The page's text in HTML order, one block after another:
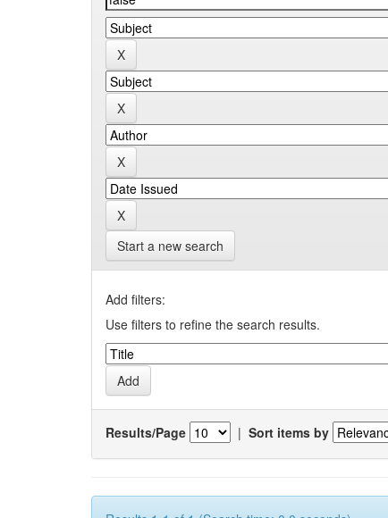
Start a new search
Add filters:
Use filters to refine the search results.
Results/Page | Sort items by